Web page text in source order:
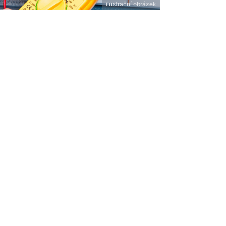
ilustrační obrázek